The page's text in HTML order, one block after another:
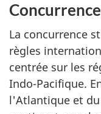
La concurrence
règles
centrée sur les
Indo-Pacifique.
l'Atlantique et